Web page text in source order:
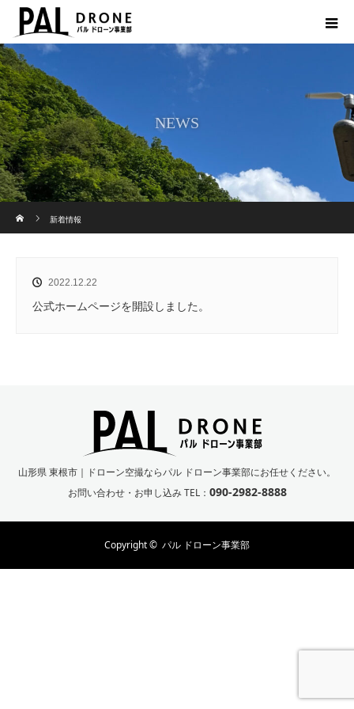
NEWS
新着情報
2022.12.22
公式ホームページを開設しました。
山形県 東根市｜ドローン空撮ならパル ドローン事業部にお任せください。
お問い合わせ・お申し込み TEL： 090-2982-8888
Copyright © パル ドローン事業部